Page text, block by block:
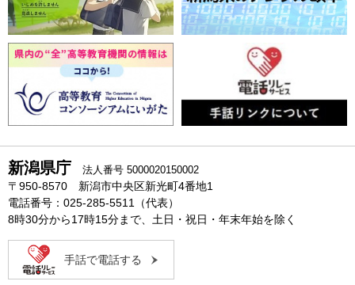
新潟県庁 法人番号 5000020150002
〒950-8570 新潟市中央区新光町4番地1
電話番号：025-285-5511（代表）
8時30分から17時15分まで、土日・祝日・年末年始を除く
手話で電話する